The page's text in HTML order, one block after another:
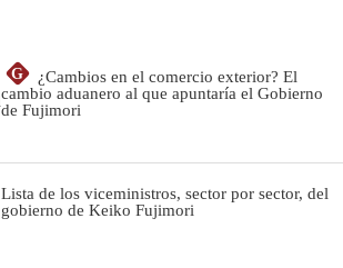
G
¿Cambios en el comercio exterior? El
cambio aduanero al que apuntaría el Gobierno
de Fujimori
Lista de los viceministros, sector por sector, del
gobierno de Keiko Fujimori